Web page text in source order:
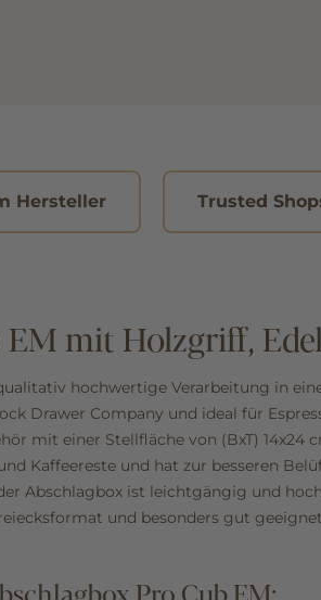
Hersteller Trusted
EM mit Holzgriff,
hochwertige Verarbeitung in
Drawer Company und ideal für
mit einer Stellfläche von (BxT) 14x24
Kaffeereste und hat zur besseren
Abschlagbox ist leichtgängig und
und besonders gut
Pro Cub EM: